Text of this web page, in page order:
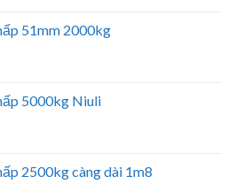
51mm 2000kg
5000kg Niuli
2500kg càng dài 1m8